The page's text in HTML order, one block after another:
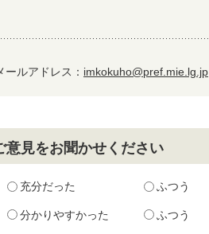
ールアドレス： imkokuho@pref.mie.lg.jp
意見をお聞かせください
充分だった ふつう
分かりやすかった ふつう